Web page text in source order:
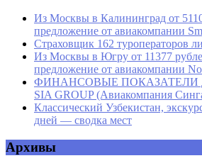
Из Москвы в Калининград от
предложение от авиакомпании
Страховщик 162 туроператоров
Из Москвы в Югру от 11377
предложение от авиакомпании
ФИНАНСОВЫЕ ПОКАЗАТЕЛИ
SIA GROUP (Авиакомпания
Классический Узбекистан,
дней — сводка мест
Архивы